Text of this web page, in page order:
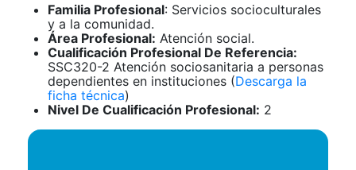
Familia Profesional: Servicios socioculturales
y a la comunidad.
Área Profesional: Atención social.
Cualificación Profesional De Referencia:
SSC320-2 Atención sociosanitaria a personas
dependientes en instituciones (Descarga la
ficha técnica)
Nivel De Cualificación Profesional: 2